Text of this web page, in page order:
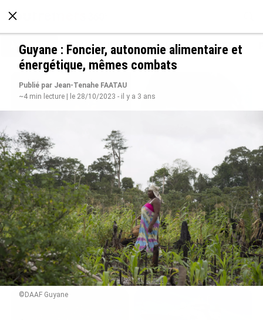
À LA UNE POLITIQUE ECONOMIE SOCIÉTÉ
Grandes figures des Outre-mer : Jane et
Paulette Nardal, les sœurs martiniquaises au
cœur du mouvement de la négritude
le 09/08/2026
Guyane : Foncier, autonomie alimentaire et
énergétique, mêmes combats
Publié par Jean-Tenahe FAATAU
~4 min lecture | le 28/10/2023 - il y a 3 ans
©DAAF Guyane